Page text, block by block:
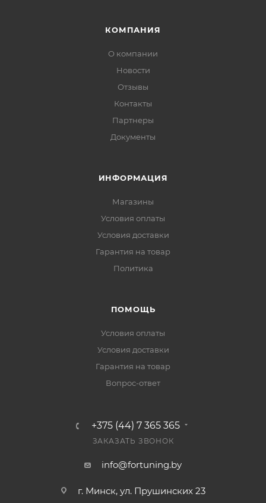
КОМПАНИЯ
О компании
Новости
Отзывы
Контакты
Партнеры
Документы
ИНФОРМАЦИЯ
Магазины
Условия оплаты
Условия доставки
Гарантия на товар
Политика
ПОМОЩЬ
Условия оплаты
Условия доставки
Гарантия на товар
Вопрос-ответ
+375 (44) 7 365 365
ЗАКАЗАТЬ ЗВОНОК
info@fortuning.by
г. Минск, ул. Прушинских 23